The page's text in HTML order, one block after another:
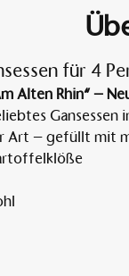
für 4
Alten Rhin“ –
Art – gefüllt mit